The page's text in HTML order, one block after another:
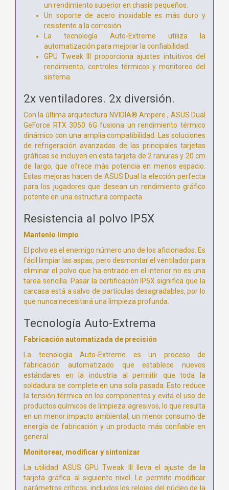
un rendimiento superior en chasis pequeños.
Un soporte de acero inoxidable es más duro y
resistente a la corrosión.
La tecnología Auto-Extreme utiliza la
automatización para mejorar la confiabilidad.
GPU Tweak III proporciona ajustes intuitivos del
rendimiento, controles térmicos y monitoreo del
sistema.
2x ventiladores. 2x diversión.
Con la última arquitectura NVIDIA® Ampere , ASUS Dual
GeForce RTX 3050 6G fusiona un rendimiento térmico
dinámico con una amplia compatibilidad. Las soluciones
de refrigeración avanzadas de las principales tarjetas
gráficas se incluyen en esta tarjeta de 2 ranuras y 20 cm
de largo, que ofrece más potencia en menos espacio.
Estas mejoras hacen de ASUS Dual la elección perfecta
para los jugadores que desean un rendimiento gráfico
potente en una estructura compacta.
Resistencia al polvo IP5X
Mantenlo limpio
El polvo es el enemigo número uno de los aficionados. Es
fácil limpiar las aspas, pero desmontar el ventilador para
eliminar el polvo que ha entrado en el interior no es una
tarea sencilla. Pasar la certificación IP5X significa que la
carcasa está a salvo de partículas desagradables, por lo
que nunca necesitará una limpieza profunda.
Tecnología Auto-Extrema
Fabricación automatizada de precisión
La tecnología Auto-Extreme es un proceso de
fabricación automatizado que establece nuevos
estándares en la industria al permitir que toda la
soldadura se complete en una sola pasada. Esto reduce
la tensión térmica en los componentes y evita el uso de
productos químicos de limpieza agresivos, lo que resulta
en un menor impacto ambiental, un menor consumo de
energía de fabricación y un producto más confiable en
general
Monitorear, modificar y sintonizar
La utilidad ASUS GPU Tweak III lleva el ajuste de la
tarjeta gráfica al siguiente nivel. Le permite modificar
parámetros críticos, incluidos los relojes del núcleo de la